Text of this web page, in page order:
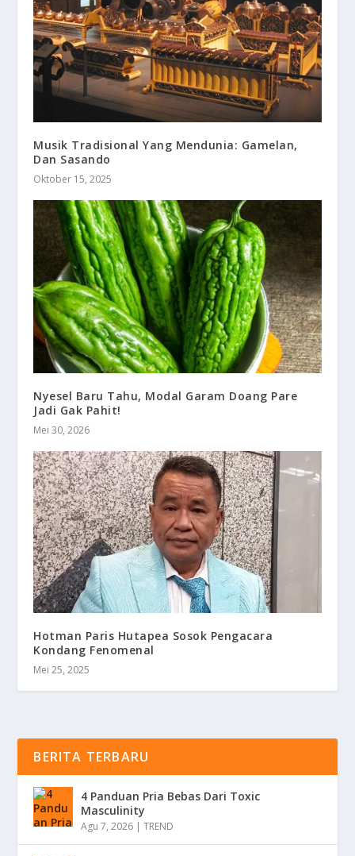
Musik Tradisional Yang Mendunia: Gamelan,
Dan Sasando
Oktober 15, 2025
Nyesel Baru Tahu, Modal Garam Doang Pare
Jadi Gak Pahit!
Mei 30, 2026
Hotman Paris Hutapea Sosok Pengacara
Kondang Fenomenal
Mei 25, 2025
BERITA TERBARU
4 Panduan Pria Bebas Dari Toxic
Masculinity
Agu 7, 2026 |TREND